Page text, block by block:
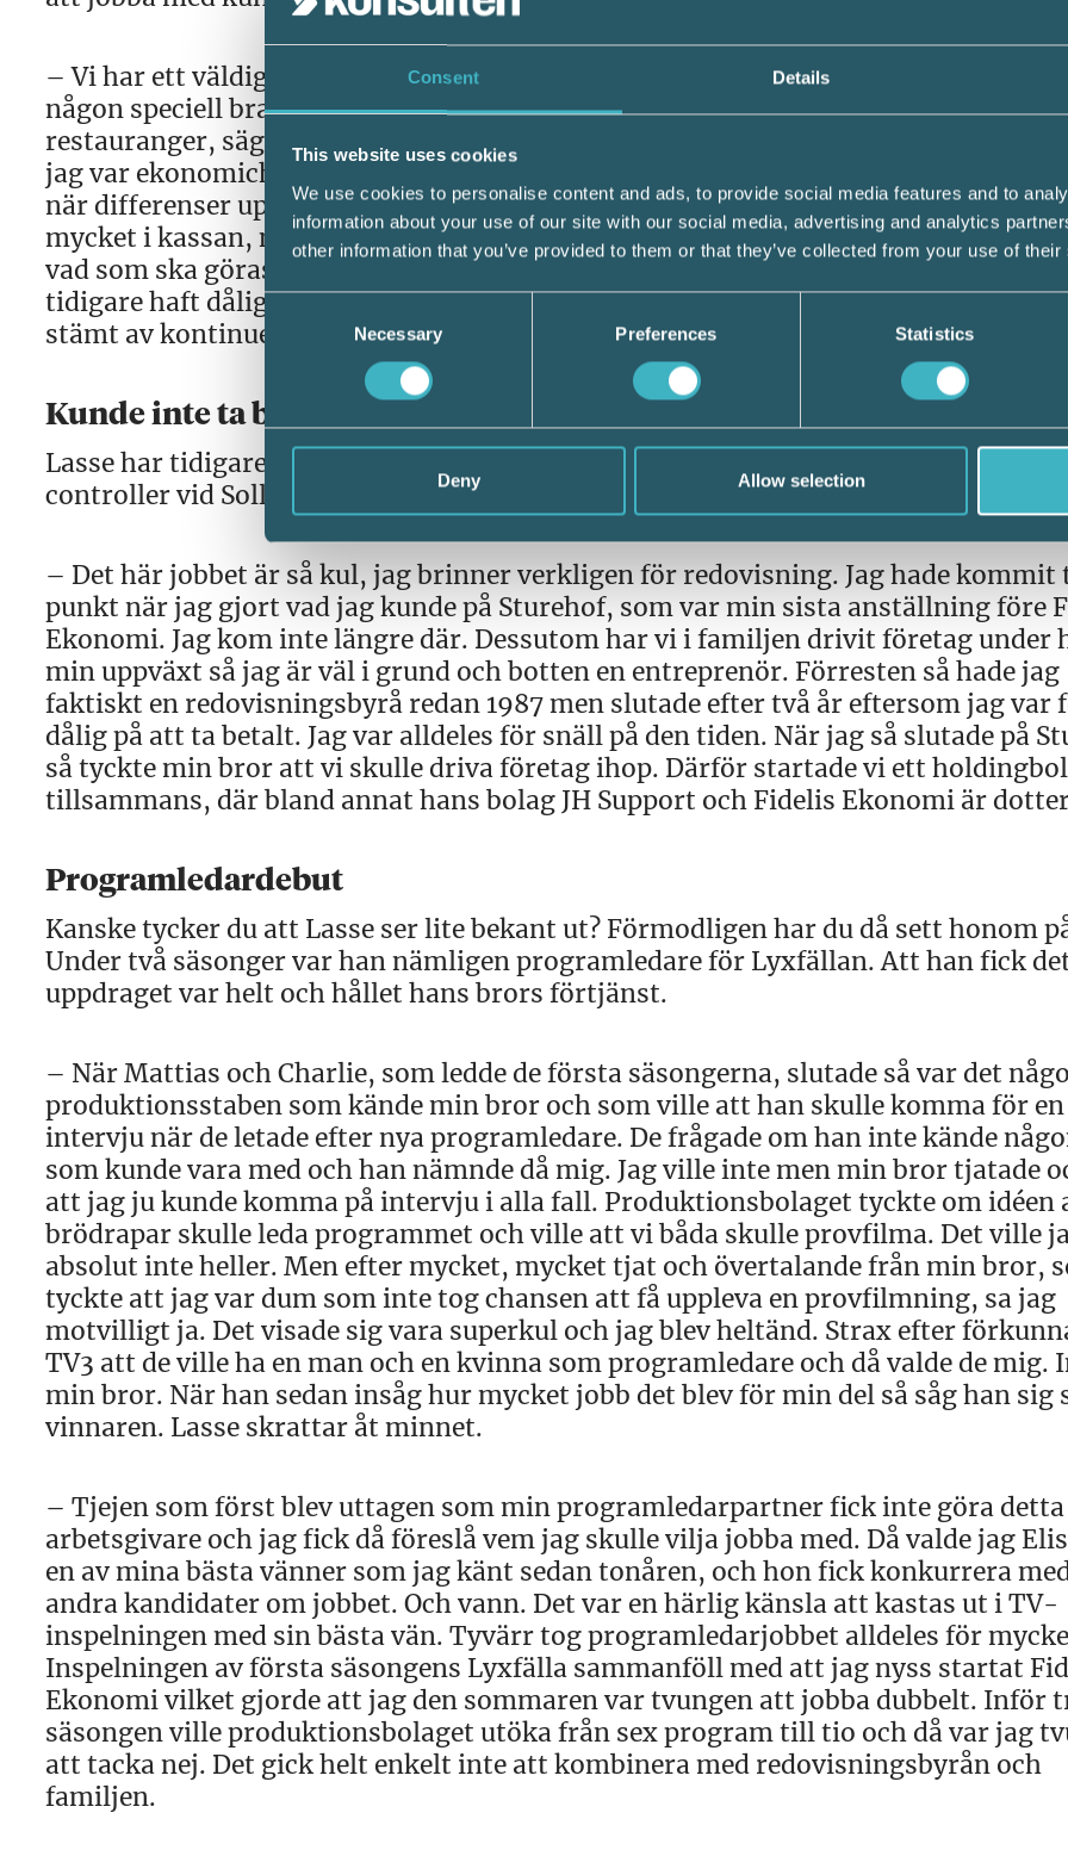
Consent Details
This website uses cookies
We use cookies to personalise content and ads, to provide social media features and to
information about your use of our site with our social media, advertising and analytics
other information that you’ve provided to them or that they’ve collected from your use of
Consent
Selection
Necessary Preferences Statistics
Deny Allow selection
– Vi har ett väldigt varierat kundunderlag och jobbar inte övervägande med
någon speciell bransch. Däremot gillar vi företag med kontanthandel som butiker
restauranger, säger Lasse. Kanske beror det på att jag själv jobbat i
jag var ekonomichef på Sturehof under några år, och känner branschen väl. Vi ser
när differenser uppstår och kan säga till kunden att just den dagen försvann det
mycket i kassan, något som kunden så klart uppskattar. En del av vår styrka är att
vad som ska göras utan att kunden behöver be oss. Våra mest nöjda kunder är de
tidigare haft dåliga relationer med sin redovisningsbyrå, där man kanske slarvat
stämt av kontinuerligt.
Kunde inte ta betalt
Lasse har tidigare jobbat som ekonomichef i en mängd olika branscher och en tid
controller vid Sollentuna kommun. Varför startade han då redovisningsbyrå?
– Det här jobbet är så kul, jag brinner verkligen för redovisning. Jag hade kommit
punkt när jag gjort vad jag kunde på Sturehof, som var min sista anställning före
Ekonomi. Jag kom inte längre där. Dessutom har vi i familjen drivit företag under
min uppväxt så jag är väl i grund och botten en entreprenör. Förresten så hade jag
faktiskt en redovisningsbyrå redan 1987 men slutade efter två år eftersom jag var
dålig på att ta betalt. Jag var alldeles för snäll på den tiden. När jag så slutade på
så tyckte min bror att vi skulle driva företag ihop. Därför startade vi ett
tillsammans, där bland annat hans bolag JH Support och Fidelis Ekonomi är
Programledardebut
Kanske tycker du att Lasse ser lite bekant ut? Förmodligen har du då sett honom
Under två säsonger var han nämligen programledare för Lyxfällan. Att han fick
uppdraget var helt och hållet hans brors förtjänst.
– När Mattias och Charlie, som ledde de första säsongerna, slutade så var det
produktionsstaben som kände min bror och som ville att han skulle komma för en
intervju när de letade efter nya programledare. De frågade om han inte kände
som kunde vara med och han nämnde då mig. Jag ville inte men min bror tjatade
att jag ju kunde komma på intervju i alla fall. Produktionsbolaget tyckte om idéen
brödrapar skulle leda programmet och ville att vi båda skulle provfilma. Det ville
absolut inte heller. Men efter mycket, mycket tjat och övertalande från min bror,
tyckte att jag var dum som inte tog chansen att få uppleva en provfilmning, sa jag
motvilligt ja. Det visade sig vara superkul och jag blev heltänd. Strax efter
TV3 att de ville ha en man och en kvinna som programledare och då valde de mig.
min bror. När han sedan insåg hur mycket jobb det blev för min del så såg han sig
vinnaren. Lasse skrattar åt minnet.
– Tjejen som först blev uttagen som min programledarpartner fick inte göra
arbetsgivare och jag fick då föreslå vem jag skulle vilja jobba med. Då valde jag
en av mina bästa vänner som jag känt sedan tonåren, och hon fick konkurrera
andra kandidater om jobbet. Och vann. Det var en härlig känsla att kastas ut i TV-
inspelningen med sin bästa vän. Tyvärr tog programledarjobbet alldeles för
Inspelningen av första säsongens Lyxfälla sammanföll med att jag nyss startat
Ekonomi vilket gjorde att jag den sommaren var tvungen att jobba dubbelt. Inför
säsongen ville produktionsbolaget utöka från sex program till tio och då var jag
att tacka nej. Det gick helt enkelt inte att kombinera med redovisningsbyrån och
familjen.